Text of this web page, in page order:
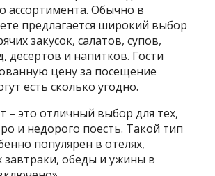
ассортимента. Обычно в
предлагается широкий выбор
закусок, салатов, супов,
десертов и напитков. Гости
цену за посещение
есть сколько угодно.
– это отличный выбор для тех,
и недорого поесть. Такой тип
популярен в отелях,
обеды и ужины в